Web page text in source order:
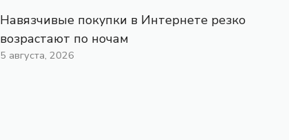
Навязчивые покупки в Интернете резко
возрастают по ночам
5 августа, 2026